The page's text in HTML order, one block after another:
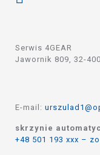
Serwis 4GEAR
Jawornik 809, 32-
E-mail:
skrzynie
+48 501 193 xxx –